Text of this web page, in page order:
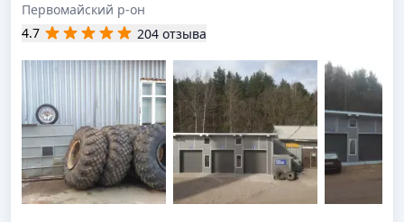
Первомайский р-он
4.7
204 отзыва